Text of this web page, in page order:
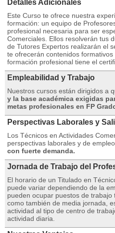
Detalles Adicionales
Este Curso te ofrece nuestra
formación: un equipo de
profesional necesaria para ser
Comerciales. Ellos resolverán tus
de Tutores Expertos realizarán el
te ofrecerán contenidos
formación profesional tiene el
Empleabilidad y Trabajo
Nuestros cursos están dirigidos a
y la base académica exigidas
metas profesionales en FP
Perspectivas Laborales y
Los Técnicos en Actividades
perspectivas laborales y de
con fuerte demanda.
Jornada de Trabajo del
El horario de un Titulado en
puede variar dependiendo de la
pueden ocupar puestos de
como también de media jornada,
actividad al tipo de centro de
actividad diaria.